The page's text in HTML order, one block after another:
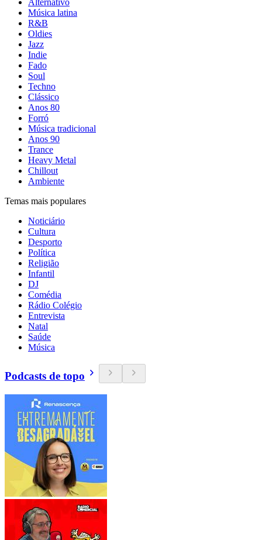
Alternativo
Música latina
R&B
Oldies
Jazz
Indie
Fado
Soul
Techno
Clássico
Anos 80
Forró
Música tradicional
Anos 90
Trance
Heavy Metal
Chillout
Ambiente
Temas mais populares
Noticiário
Cultura
Desporto
Política
Religião
Infantil
DJ
Comédia
Rádio Colégio
Entrevista
Natal
Saúde
Música
Podcasts de topo